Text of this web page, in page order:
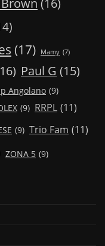
(17) Mamy (7)
Paul G (15)
Angolano (9)
(9) RRPL (11)
(9) Trio Fam (11)
ZONA 5 (9)